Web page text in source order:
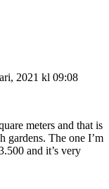
2021 kl 09:08
meters and that is
gardens. The one I’m
and it’s very